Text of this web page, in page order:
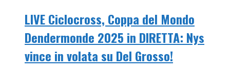
LIVE Ciclocross, Coppa del Mondo
Dendermonde 2025 in DIRETTA: Nys
vince in volata su Del Grosso!